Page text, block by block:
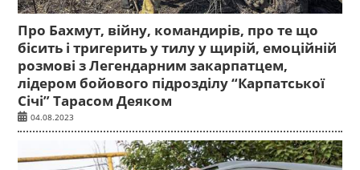
Про Бахмут, війну, командирів, про те що
бісить і тригерить у тилу у щирій, емоційній
розмові з Легендарним закарпатцем,
лідером бойового підрозділу “Карпатської
Січі” Тарасом Деяком
04.08.2023